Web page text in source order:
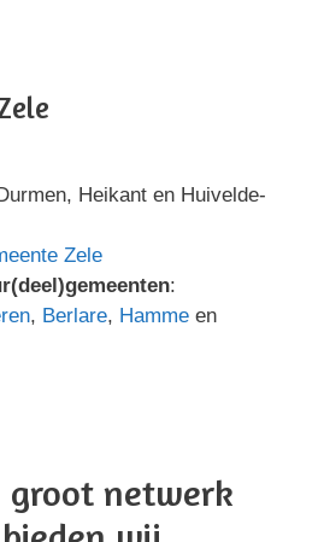
Heikant en Huivelde-
Zele
:
, Berlare, Hamme en
groot netwerk